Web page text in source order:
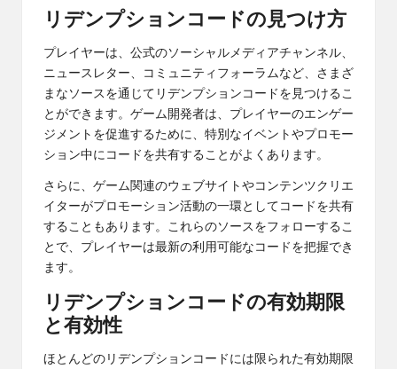
リデンプションコードの見つけ方
プレイヤーは、公式のソーシャルメディアチャンネル、
ニュースレター、コミュニティフォーラムなど、さまざ
まなソースを通じてリデンプションコードを見つけるこ
とができます。ゲーム開発者は、プレイヤーのエンゲー
ジメントを促進するために、特別なイベントやプロモー
ション中にコードを共有することがよくあります。
さらに、ゲーム関連のウェブサイトやコンテンツクリエ
イターがプロモーション活動の一環としてコードを共有
することもあります。これらのソースをフォローするこ
とで、プレイヤーは最新の利用可能なコードを把握でき
ます。
リデンプションコードの有効期限
と有効性
ほとんどのリデンプションコードには限られた有効期限